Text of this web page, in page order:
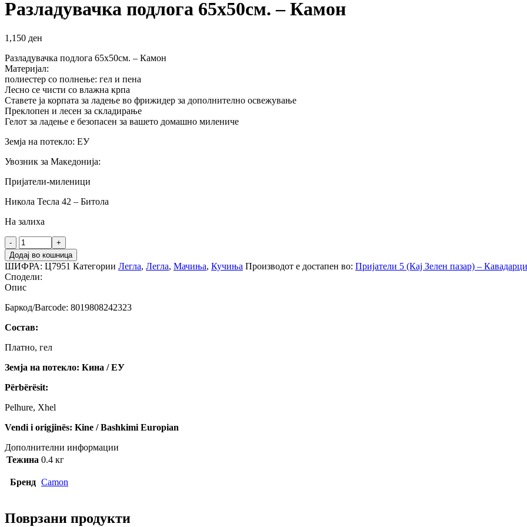
Разладувачка подлога 65х50см. – Камон
1,150 ден
Разладувачка подлога 65х50см. – Камон
Материјал:
полиестер со полнење: гел и пена
Лесно се чисти со влажна крпа
Ставете ја корпата за ладење во фрижидер за дополнително освежување
Преклопен и лесен за складирање
Гелот за ладење е безопасен за вашето домашно милениче
Земја на потекло: ЕУ
Увозник за Македонија:
Пријатели-миленици
Никола Тесла 42 – Битола
На залиха
Разладувачка
подлога
65х50см.
-
Камон
количина
Додај во кошница
ШИФРА: Ц7951 Категории Легла, Легла, Мачиња, Кучиња Производот е достапен во: Пријатели 5 (Кај Зелен пазар) – Кавадарци
Сподели:
Опис
Баркод/Barcode: 8019808242323
Состав:
Платно, гел
Земја на потекло: Кина / ЕУ
Përbërësit:
Pelhure, Xhel
Vendi i origjinës: Kine / Bashkimi Europian
Дополнителни информации
Тежина 0.4 кг
Бренд Camon
Поврзани продукти